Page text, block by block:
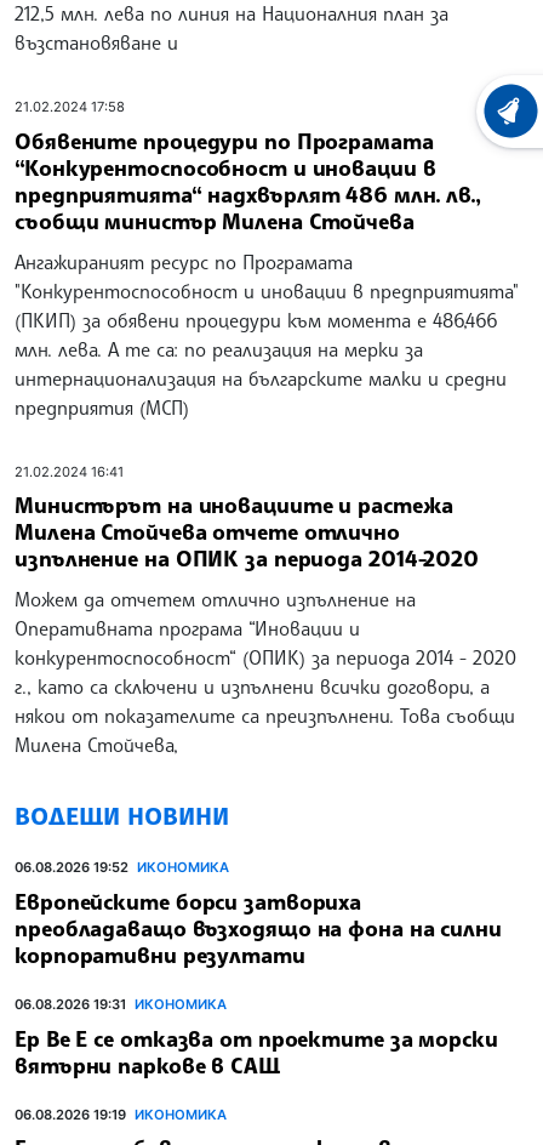
212,5 млн. лева по линия на Националния план за
възстановяване и
21.02.2024 17:58
Обявените процедури по Програмата
“Конкурентоспособност и иновации в
предприятията“ надхвърлят 486 млн. лв.,
съобщи министър Милена Стойчева
Ангажираният ресурс по Програмата
"Конкурентоспособност и иновации в предприятията"
(ПКИП) за обявени процедури към момента е 486,466
млн. лева. А те са: по реализация на мерки за
интернационализация на българските малки и средни
предприятия (МСП)
21.02.2024 16:41
Министърът на иновациите и растежа
Милена Стойчева отчете отлично
изпълнение на ОПИК за периода 2014-2020
Можем да отчетем отлично изпълнение на
Оперативната програма “Иновации и
конкурентоспособност“ (ОПИК) за периода 2014 - 2020
г., като са сключени и изпълнени всички договори, а
някои от показателите са преизпълнени. Това съобщи
Милена Стойчева,
ВОДЕЩИ НОВИНИ
06.08.2026 19:52 ИКОНОМИКА
Европейските борси затвориха
преобладаващо възходящо на фона на силни
корпоративни резултати
06.08.2026 19:31 ИКОНОМИКА
Ер Ве Е се отказва от проектите за морски
вятърни паркове в САЩ
06.08.2026 19:19 ИКОНОМИКА